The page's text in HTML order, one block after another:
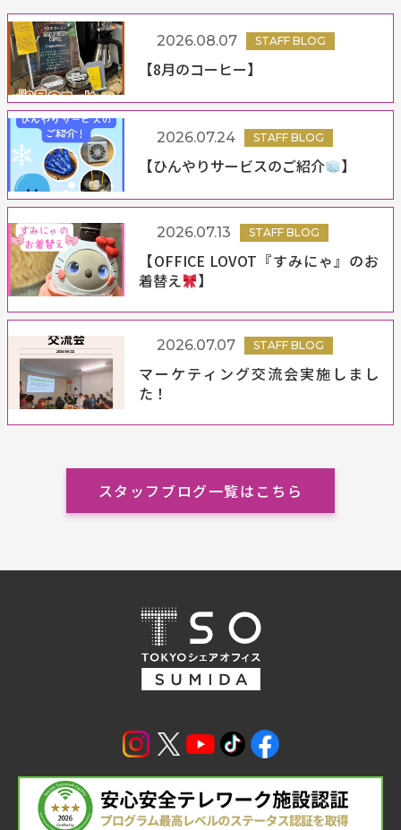
【8月のコーヒー】
2026.08.07 STAFF BLOG
【ひんやりサービスのご紹介 】
2026.07.24 STAFF BLOG
【OFFICE LOVOT『すみにゃ』のお
着替え
】
2026.07.13 STAFF BLOG
マーケティング交流会実施しまし
た！
2026.07.07 STAFF BLOG
スタッフブログ一覧はこちら